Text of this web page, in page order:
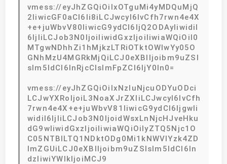
vmess://eyJhZGQiOiIxOTguMi4yMDQuMjQ
2IiwicGF0aCI6Ii8iLCJwcyI6IvCfh7rwn4e4X
+e+juWbvV80IiwicG9ydCI6IjQ2ODAyIiwidiI
6IjIiLCJob3N0IjoiIiwidGxzIjoiIiwiaWQiOiI0
MTgwNDhhZi1hMjkzLTRiOTktOWIwYy05O
GNhMzU4MGRkMjQiLCJ0eXBlIjoibm9uZSI
sIm5ldCI6InRjcCIsImFpZCI6IjY0In0=
vmess://eyJhZGQiOiIxNzIuNjcuODYuODci
LCJwYXRoIjoiL3NoaXJrZXIiLCJwcyI6IvCfh
7rwn4e4X+e+juWbvV81IiwicG9ydCI6IjgwIi
widiI6IjIiLCJob3N0IjoidWsxLnNjcHJveHku
dG9wIiwidGxzIjoiIiwiaWQiOiIyZTQ5Njc1O
C05NTBlLTQ1NDktODg0Mi1kNWVlYzk4ZD
lmZGUiLCJ0eXBlIjoibm9uZSIsIm5ldCI6In
dzIiwiYWlkIjoiMCJ9